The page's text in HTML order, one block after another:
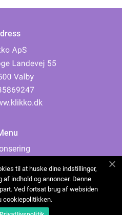
oss
til at huske dine indstillinger,
indhold og annoncer. Denne
Ved fortsat brug af websiden
cookiepolitikken.